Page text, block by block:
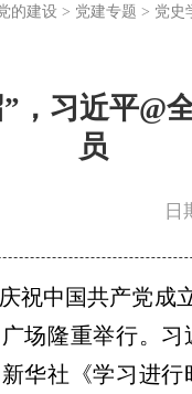
的建设 > 党建专题 > 党史
，习近平@
员
日
祝中国共产党成
场隆重举行。习
华社《学习进行